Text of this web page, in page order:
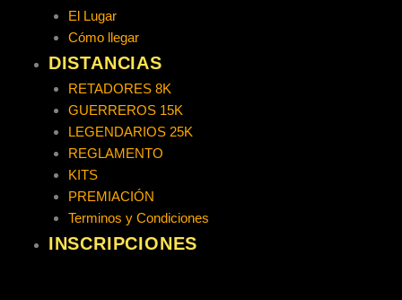
El Lugar
Cómo llegar
DISTANCIAS
RETADORES 8K
GUERREROS 15K
LEGENDARIOS 25K
REGLAMENTO
KITS
PREMIACIÓN
Terminos y Condiciones
INSCRIPCIONES